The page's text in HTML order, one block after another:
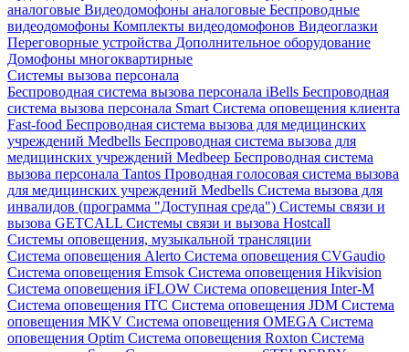
аналоговые Видеодомофоны аналоговые Беспроводные
видеодомофоны Комплекты видеодомофонов Видеоглазки
Переговорные устройства Дополнительное оборудование
Домофоны многоквартирные
Системы вызова персонала
Беспроводная система вызова персонала iBells Беспроводная
система вызова персонала Smart Система оповещения клиента
Fast-food Беспроводная система вызова для медицинских
учреждений Medbells Беспроводная система вызова для
медицинских учреждений Medbeep Беспроводная система
вызова персонала Tantos Проводная голосовая система вызова
для медицинских учреждений Medbells Система вызова для
инвалидов (программа "Доступная среда") Системы связи и
вызова GETCALL Системы связи и вызова Hostcall
Системы оповещения, музыкальной трансляции
Система оповещения Alerto Система оповещения CVGaudio
Система оповещения Emsok Система оповещения Hikvision
Система оповещения iFLOW Система оповещения Inter-M
Система оповещения ITC Система оповещения JDM Система
оповещения MKV Система оповещения OMEGA Система
оповещения Optim Система оповещения Roxton Система